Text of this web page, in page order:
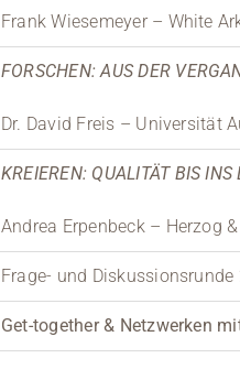
Frank Wiesemeyer – White
FORSCHEN: AUS DER
Dr. David Freis – Universität
KREIEREN: QUALITÄT BIS
Andrea Erpenbeck – Herzog
Frage- und Diskussionsrunde
Get-together & Netzwerken